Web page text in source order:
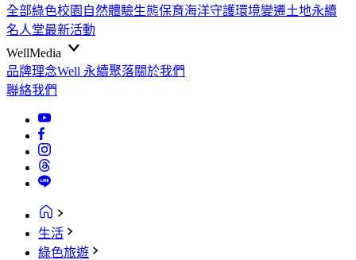
全部綠色校園 自然體驗生態保育海洋守護環境變遷土地永續
名人堂最新活動
WellMedia
品牌理念Well 永續聚落關於我們
聯絡我們
生活
綠色旅遊